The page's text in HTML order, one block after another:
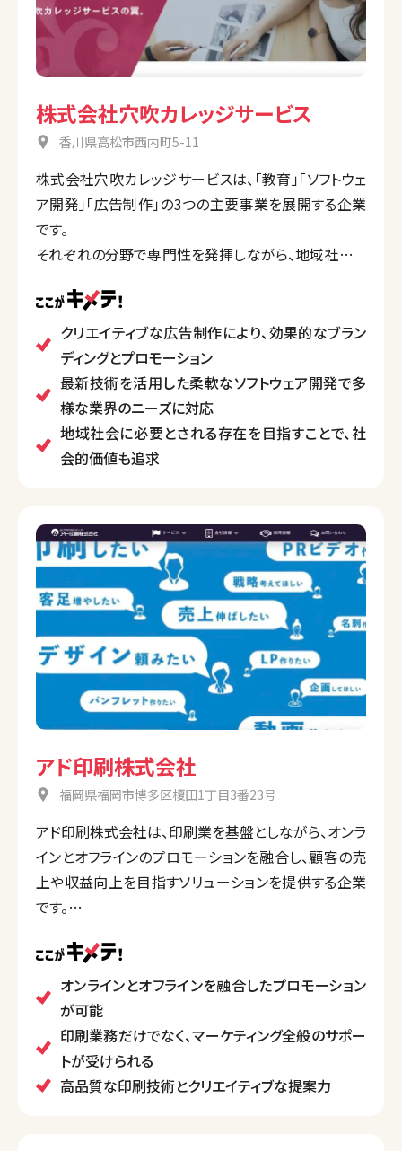
株式会社穴吹カレッジサービス
香川県高松市西内町5-11
株式会社穴吹カレッジサービスは、「教育」「ソフトウェ
ア開発」「広告制作」の3つの主要事業を展開する企業
です。
それぞれの分野で専門性を発揮しながら、地域社会と
業」では、地域に密着した人材育成プログラムを提供
し、「ソフトウェア開発」では、時代のニーズに応じた柔
軟で高品質な技術ソリューションを提供。「広告制作」
では、企業や団体の魅力を引き出すクリエイティブなデ
ザインとプロモーションを展開しています。
各事業が有機的に連携することで、より大きな価値を
生み出しています。
クリエイティブな広告制作により、効果的なブラン
ディングとプロモーション
最新技術を活用した柔軟なソフトウェア開発で多
様な業界のニーズに対応
地域社会に必要とされる存在を目指すことで、社
会的価値も追求
アド印刷株式会社
福岡県福岡市博多区榎田1丁目3番23号
アド印刷株式会社は、印刷業を基盤としながら、オンラ
インとオフラインのプロモーションを融合し、顧客の売
上や収益向上を目指すソリューションを提供する企業
です。
ロモーション、プランニング・クリエイティブ、印刷・加
工、そしてメーリング事業が含まれており、単なる印刷
業務を超えて、包括的なマーケティングサポートを展開
しています。
多様なメディアを活用して販促活動を支援するだけで
なく、クリエイティブなアイデアと最先端の設備を駆使
オンラインとオフラインを融合したプロモーション
が可能
印刷業務だけでなく、マーケティング全般のサポー
トが受けられる
高品質な印刷技術とクリエイティブな提案力